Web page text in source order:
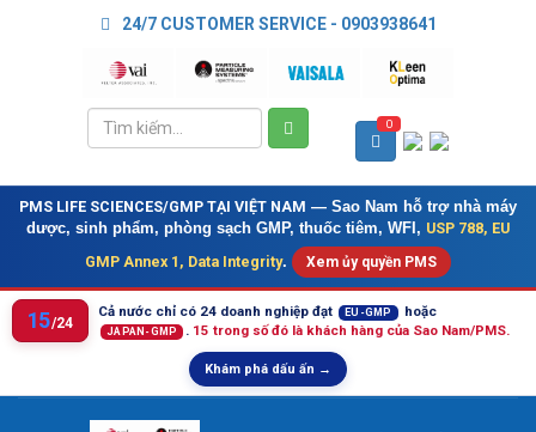
24/7 CUSTOMER SERVICE - 0903938641
0
PMS LIFE SCIENCES/GMP TẠI VIỆT NAM — Sao Nam hỗ trợ nhà máy
dược, sinh phẩm, phòng sạch GMP, thuốc tiêm, WFI, USP 788, EU
GMP Annex 1, Data Integrity. Xem ủy quyền PMS
15/24
Cả nước chỉ có 24 doanh nghiệp đạt EU-GMP hoặc
JAPAN-GMP . 15 trong số đó là khách hàng của Sao Nam/PMS.
Khám phá dấu ấn →